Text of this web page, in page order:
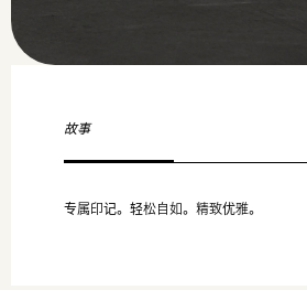
故事
专属印记。轻松自如。精致优雅。